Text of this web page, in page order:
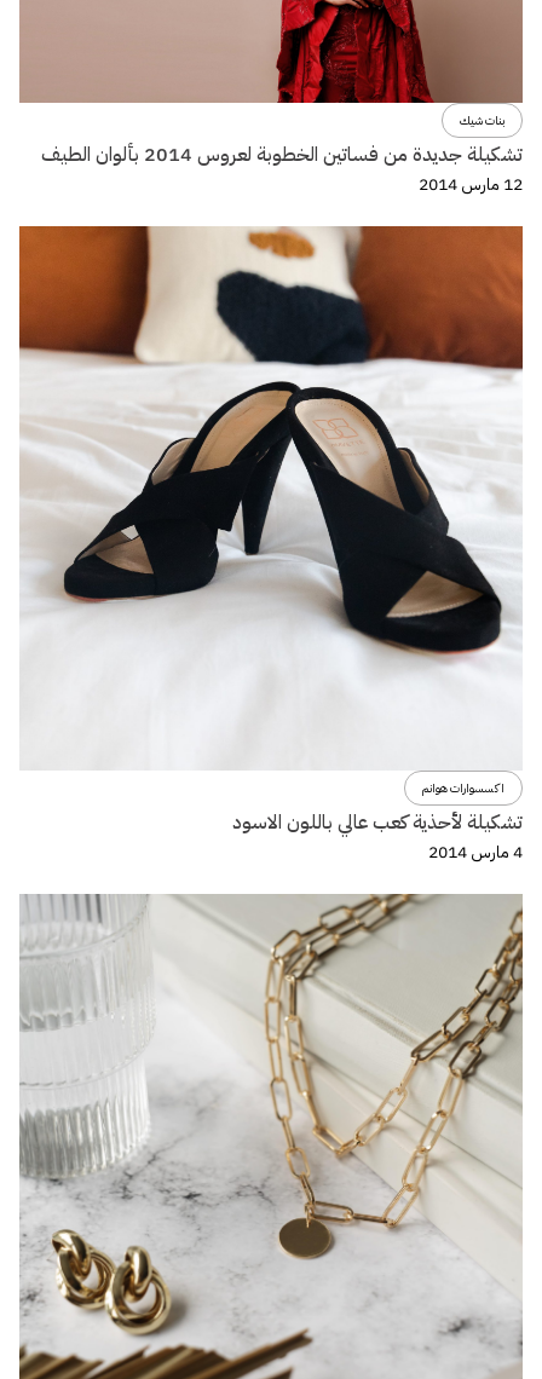
بنات شيك
تشكيلة جديدة من فساتين الخطوبة لعروس 2014 بألوان الطيف
12 مارس 2014
اكسسوارات هوانم
تشكيلة لأحذية كعب عالي باللون الاسود
4 مارس 2014